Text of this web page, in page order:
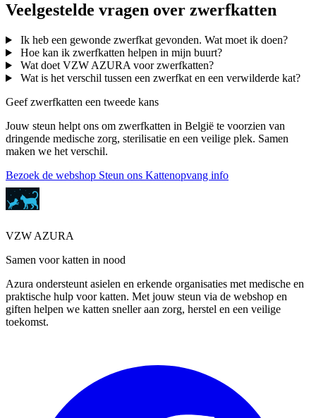
Veelgestelde vragen over zwerfkatten
Ik heb een gewonde zwerfkat gevonden. Wat moet ik doen?
Hoe kan ik zwerfkatten helpen in mijn buurt?
Wat doet VZW AZURA voor zwerfkatten?
Wat is het verschil tussen een zwerfkat en een verwilderde kat?
Geef zwerfkatten een tweede kans
Jouw steun helpt ons om zwerfkatten in België te voorzien van
dringende medische zorg, sterilisatie en een veilige plek. Samen
maken we het verschil.
Bezoek de webshop Steun ons Kattenopvang info
VZW AZURA
Samen voor katten in nood
Azura ondersteunt asielen en erkende organisaties met medische en
praktische hulp voor katten. Met jouw steun via de webshop en
giften helpen we katten sneller aan zorg, herstel en een veilige
toekomst.